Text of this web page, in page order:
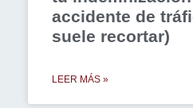
accidente de
suele recortar)
LEER MÁS »